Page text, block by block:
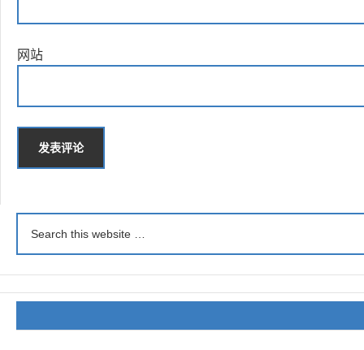
网站